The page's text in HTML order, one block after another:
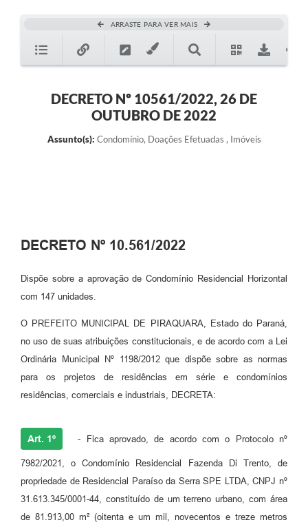
ARRASTE PARA VER MAIS
DECRETO Nº 10561/2022, 26 DE
OUTUBRO DE 2022
Assunto(s): Condomínio, Doações Efetuadas , Imóveis
DECRETO Nº 10.561/2022
Dispõe sobre a aprovação de Condomínio Residencial Horizontal
com 147 unidades.
O PREFEITO MUNICIPAL DE PIRAQUARA, Estado do Paraná,
no uso de suas atribuições constitucionais, e de acordo com a Lei
Ordinária Municipal Nº 1198/2012 que dispõe sobre as normas
para os projetos de residências em série e condomínios
residências, comerciais e industriais, DECRETA:
Art. 1º - Fica aprovado, de acordo com o Protocolo nº
7982/2021, o Condomínio Residencial Fazenda Di Trento, de
propriedade de Residencial Paraíso da Serra SPE LTDA, CNPJ nº
31.613.345/0001-44, constituído de um terreno urbano, com área
de 81.913,00 m² (oitenta e um mil, novecentos e treze metros